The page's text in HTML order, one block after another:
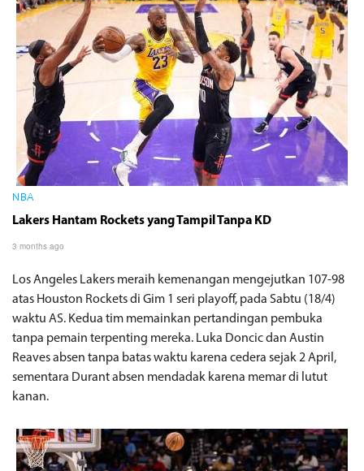
NBA
Lakers Hantam Rockets yang Tampil Tanpa KD
3 months ago
Los Angeles Lakers meraih kemenangan mengejutkan 107-98
atas Houston Rockets di Gim 1 seri playoff, pada Sabtu (18/4)
waktu AS. Kedua tim memainkan pertandingan pembuka
tanpa pemain terpenting mereka. Luka Doncic dan Austin
Reaves absen tanpa batas waktu karena cedera sejak 2 April,
sementara Durant absen mendadak karena memar di lutut
kanan.